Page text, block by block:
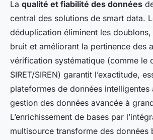
La qualité et fiabilité des données
central des solutions de smart data.
déduplication éliminent les
bruit et améliorant la pertinence des
vérification systématique (comme le
SIRET/SIREN) garantit l’exactitude,
plateformes de données intelligentes
gestion des données avancée à
L’enrichissement de bases par
multisource transforme des données